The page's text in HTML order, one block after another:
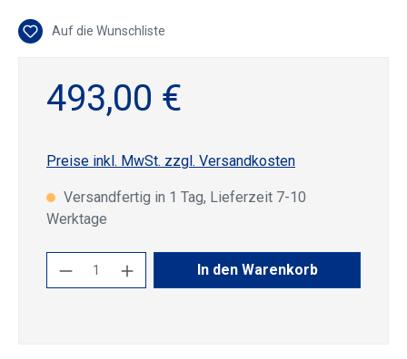
Auf die Wunschliste
493,00 €
Preise inkl. MwSt. zzgl. Versandkosten
Versandfertig in 1 Tag, Lieferzeit 7-10
Werktage
Produkt Anzahl: Gib den gewünschten
In den Warenkorb